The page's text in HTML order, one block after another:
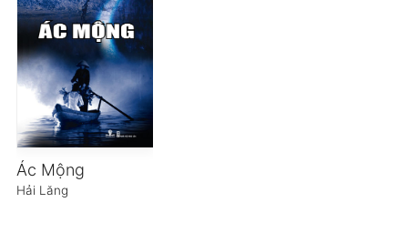
Ác Mộng
Hải Lăng